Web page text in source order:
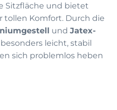
Sitzfläche und bietet
tollen Komfort. Durch die
und Jatex-
leicht, stabil
sich problemlos heben